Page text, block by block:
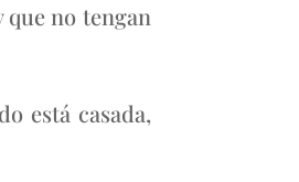
no tengan
está casada,